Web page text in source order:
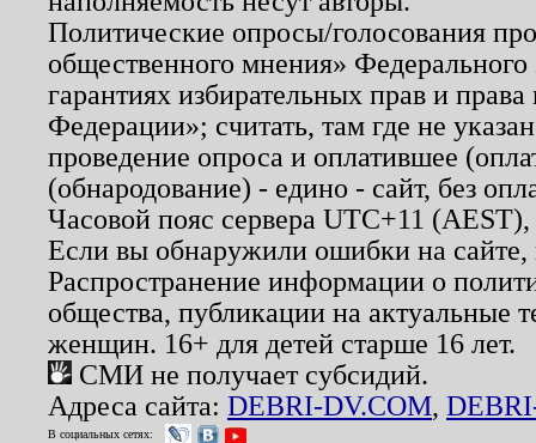
Политические опросы/голосования
общественного мнения»
гарантиях избирательных прав и
Федерации»; считать, там где не
проведение опроса и оплатившее
(обнародование) - едино - сайт, без
Часовой пояс сервера UTC+11
Если вы обнаружили ошибки на
Распространение информации о
общества, публикации на актуальные
женщин. 16+ для детей старше 16 лет.
СМИ не получает субсидий.
Адреса сайта: DEBRI-DV.COM,
В социальных сетях: